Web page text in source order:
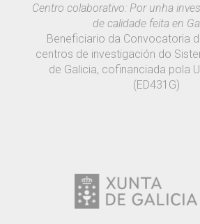
Centro colaborativo: Por unha
de calidade feita en
Beneficiario da Convocatoria
centros de investigación do
de Galicia, cofinanciada pola
(ED431G)